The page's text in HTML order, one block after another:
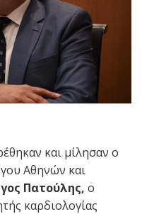
και μίλησαν ο
Αθηνών και
Πατούλης, ο
καρδιολογίας